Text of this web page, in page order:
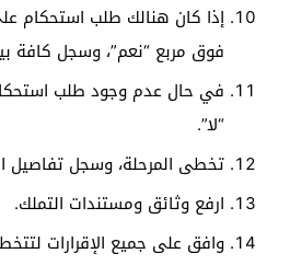
إذا كان هنالك طلب استحكام
فوق مربع “نعم”، وسجل كافة
في حال عدم وجود طلب
“لا”.
تخطى المرحلة، وسجل تفاصيل
ارفع وثائق ومستندات التملك.
وافق على جميع الإقرارات